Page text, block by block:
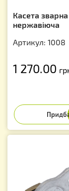
Касета зварна
нержавіюча
Артикул: 1008
1 270.00